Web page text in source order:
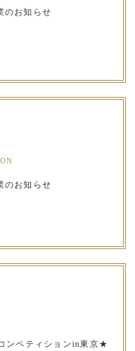
のお知らせ
のお知らせ
ンペティションin東京★